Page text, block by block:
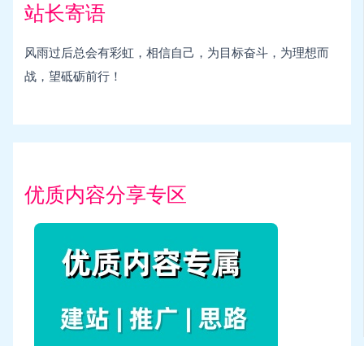
站长寄语
风雨过后总会有彩虹，相信自己，为目标奋斗，为理想而
战，望砥砺前行！
优质内容分享专区